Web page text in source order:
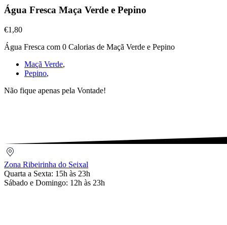
Águas
Frescas,
Maça
e
Pepino
Água Fresca Maça Verde e Pepino
€1,80
Água Fresca com 0 Calorias de Maçã Verde e Pepino
Maçã Verde,
Pepino,
Não fique apenas pela Vontade!
do
Seixal
Zona Ribeirinha do Seixal
Quarta a Sexta: 15h às 23h
Sábado e Domingo: 12h às 23h